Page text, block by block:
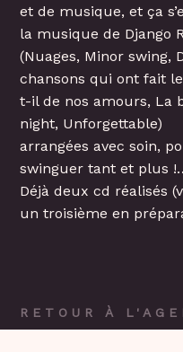
et de musique, et ça
la musique de Django
(Nuages, Minor swing,
chansons qui ont fait
t-il de nos amours, La
night, Unforgettable)
arrangées avec soin,
swinguer tant et plus
Déjà deux cd réalisés
un troisième en
RETOUR À